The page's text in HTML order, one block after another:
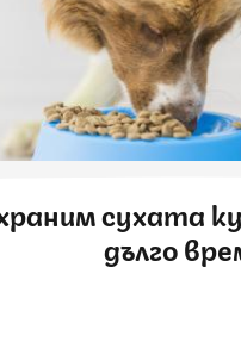
сухата
дълго